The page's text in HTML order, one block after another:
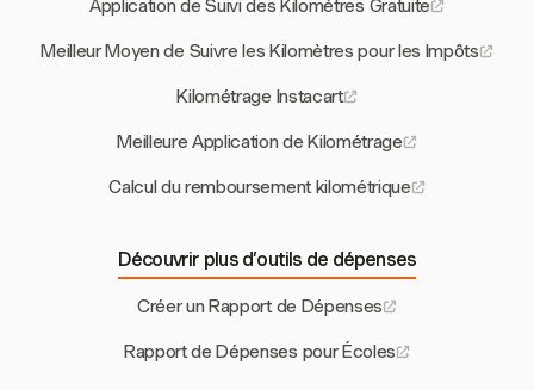
Application de Suivi des Kilomètres Gratuite
Meilleur Moyen de Suivre les Kilomètres pour les Impôts
Kilométrage Instacart
Meilleure Application de Kilométrage
Calcul du remboursement kilométrique
Découvrir plus d’outils de dépenses
Créer un Rapport de Dépenses
Rapport de Dépenses pour Écoles